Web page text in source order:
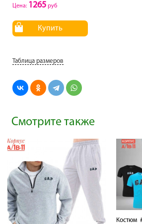
Цена: 1265 руб
Купить
Таблица размеров
Смотрите также
Костюм